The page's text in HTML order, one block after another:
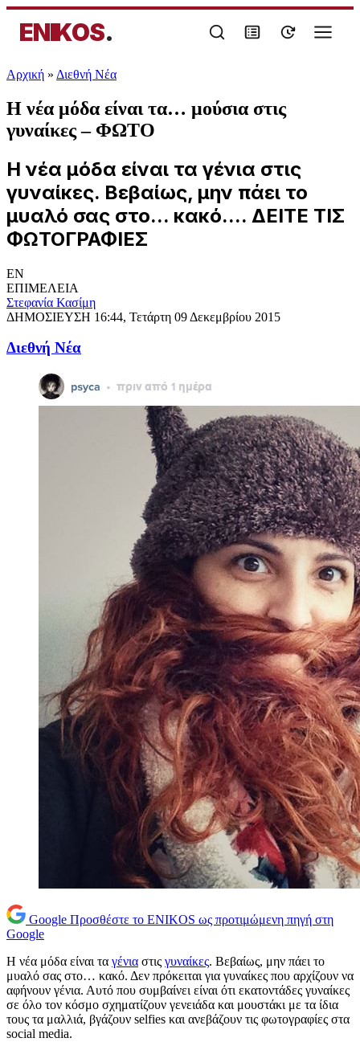
ENIKOS.
Αρχική » Διεθνή Νέα
Η νέα μόδα είναι τα… μούσια στις
γυναίκες – ΦΩΤΟ
Η νέα μόδα είναι τα γένια στις
γυναίκες. Βεβαίως, μην πάει το
μυαλό σας στο... κακό.... ΔΕΙΤΕ ΤΙΣ
ΦΩΤΟΓΡΑΦΙΕΣ
EN
ΕΠΙΜΕΛΕΙΑ
Στεφανία Κασίμη
ΔΗΜΟΣΙΕΥΣΗ 16:44, Τετάρτη 09 Δεκεμβρίου 2015
Διεθνή Νέα
Google Προσθέστε το ENIKOS ως προτιμώμενη πηγή στη
Google
Η νέα μόδα είναι τα γένια στις γυναίκες. Βεβαίως, μην πάει το
μυαλό σας στο… κακό. Δεν πρόκειται για γυναίκες που αρχίζουν να
αφήνουν γένια. Αυτό που συμβαίνει είναι ότι εκατοντάδες γυναίκες
σε όλο τον κόσμο σχηματίζουν γενειάδα και μουστάκι με τα ίδια
τους τα μαλλιά, βγάζουν selfies και ανεβάζουν τις φωτογραφίες στα
social media.